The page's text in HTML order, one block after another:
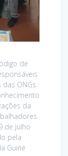
de
ONGs.
da
de julho
pela
Guiné